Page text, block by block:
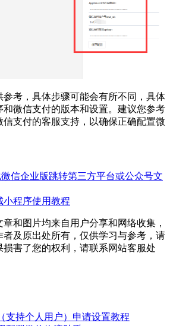
考，具体步骤可能会有所不同，具体
微信支付的版本和设置。建议您参考
支付的客服支持，以确保正确配置微
微信企业版跳转第三方平台或公众号文
小程序使用教程
和图片均来自用户分享和网络收集，
及原出处所有，仅供学习与参考，请
害了您的权利，请联系网站客服处
支持个人用户）申请设置教程